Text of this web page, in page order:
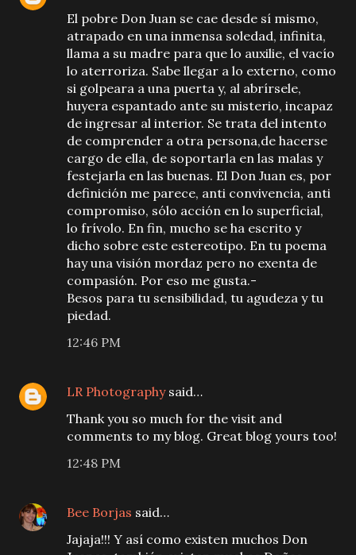
El pobre Don Juan se cae desde sí mismo,
atrapado en una inmensa soledad, infinita,
llama a su madre para que lo auxilie, el vacío
lo aterroriza. Sabe llegar a lo externo, como
si golpeara a una puerta y, al abrírsele,
huyera espantado ante su misterio, incapaz
de ingresar al interior. Se trata del intento
de comprender a otra persona,de hacerse
cargo de ella, de soportarla en las malas y
festejarla en las buenas. El Don Juan es, por
definición me parece, anti convivencia, anti
compromiso, sólo acción en lo superficial,
lo frívolo. En fin, mucho se ha escrito y
dicho sobre este estereotipo. En tu poema
hay una visión mordaz pero no exenta de
compasión. Por eso me gusta.-
Besos para tu sensibilidad, tu agudeza y tu
piedad.
12:46 PM
LR Photographysaid…
Thank you so much for the visit and
comments to my blog. Great blog yours too!
12:48 PM
Bee Borjas said…
Jajaja!!! Y así como existen muchos Don